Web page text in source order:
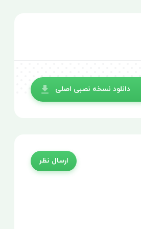
دانلود نسخه نصبی اصلی
ارسال نظر